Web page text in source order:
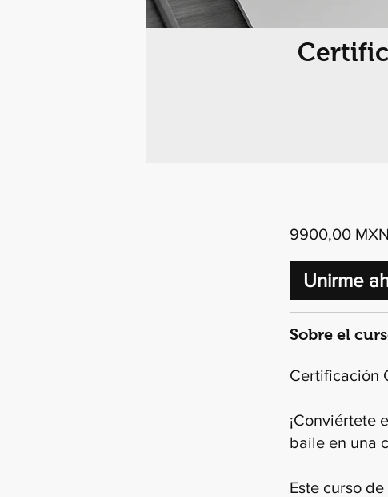
9900,00 MXN
Unirme
Sobre el
Certificación
¡Conviértete
baile en una
Este curso